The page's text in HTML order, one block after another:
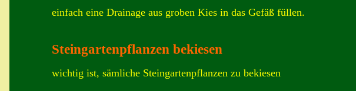
einfach eine Drainage aus groben Kies in das Gefäß füllen.
Steingartenpflanzen bekiesen
wichtig ist, sämliche Steingartenpflanzen zu bekiesen